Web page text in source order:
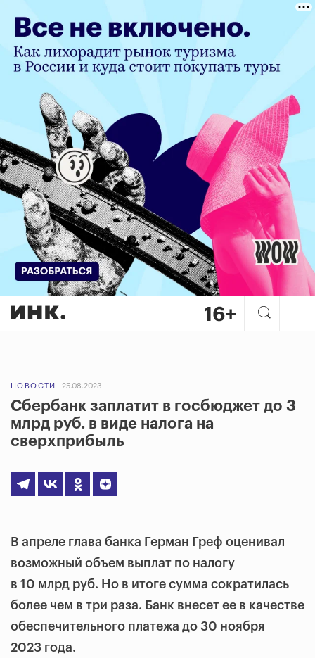
НОВОСТИ 25.08.2023
Сбербанк заплатит в госбюджет до 3
млрд руб. в виде налога на
сверхприбыль
В апреле глава банка Герман Греф оценивал
возможный объем выплат по налогу
в 10 млрд руб. Но в итоге сумма сократилась
более чем в три раза. Банк внесет ее в качестве
обеспечительного платежа до 30 ноября
2023 года.